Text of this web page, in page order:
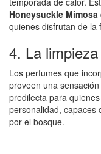
Honeysuckle Mimosa
quienes disfrutan de la
4. La
Los perfumes que
proveen una
predilecta para
personalidad, capaces
por el bosque.